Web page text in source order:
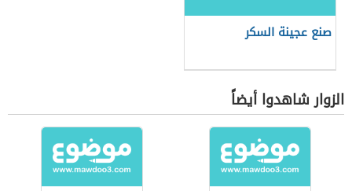
صنع عجينة السكر
الزوار شاهدوا أيضاً